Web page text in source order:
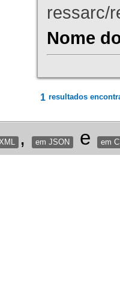
ressarc/
Nome
1 resultados
, em JSON e em